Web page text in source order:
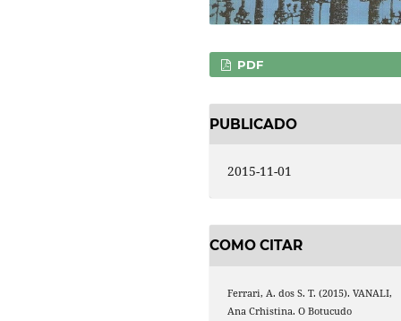
PDF
PUBLICADO
2015-11-01
COMO CITAR
Ferrari, A. dos S. T. (2015). VANALI,
Ana Crhistina. O Botucudo